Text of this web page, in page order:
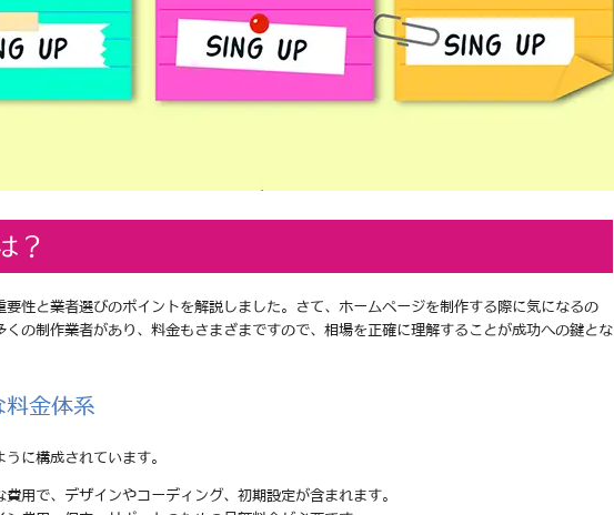
？
性と業者選びのポイントを解説しました。さて、ホームページを制作する際に気になるの
の制作業者があり、料金もさまざまですので、相場を正確に理解することが成功への鍵とな
料金体系
に構成されています。
用で、デザインやコーディング、初期設定が含まれます。